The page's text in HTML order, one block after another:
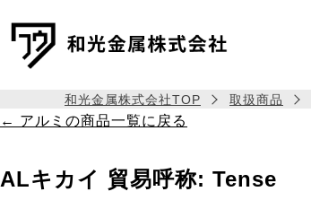
和光金属株式会社TOP 取扱商品
← アルミの商品一覧に戻る
ALキカイ 貿易呼称: Tense